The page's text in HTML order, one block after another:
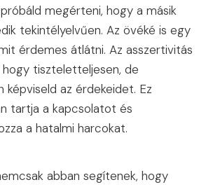
megérteni, hogy a másik
tekintélyelvűen. Az övéké is egy
érdemes átlátni. Az asszertivitás
hogy tiszteletteljesen, de
képviseld az érdekeidet. Ez
tartja a kapcsolatot és
a hatalmi harcokat.
abban segítenek, hogy